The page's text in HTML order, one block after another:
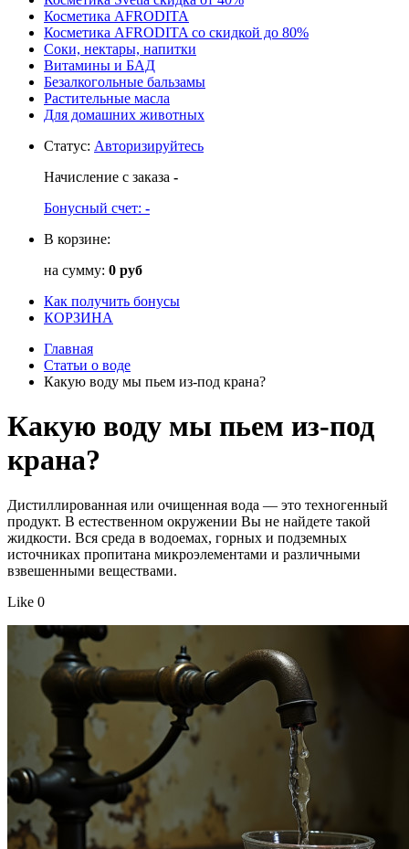
Косметика AFRODITA
Косметика AFRODITA со скидкой до 80%
Соки, нектары, напитки
Витамины и БАД
Безалкогольные бальзамы
Растительные масла
Для домашних животных
Статус: Авторизируйтесь
Начисление с заказа -
Бонусный счет: -
В корзине:
на сумму: 0 руб
Как получить бонусы
КОРЗИНА
Главная
Статьи о воде
Какую воду мы пьем из-под крана?
Какую воду мы пьем из-под
крана?
Дистиллированная или очищенная вода — это техногенный
продукт. В естественном окружении Вы не найдете такой
жидкости. Вся среда в водоемах, горных и подземных
источниках пропитана микроэлементами и различными
взвешенными веществами.
Like 0